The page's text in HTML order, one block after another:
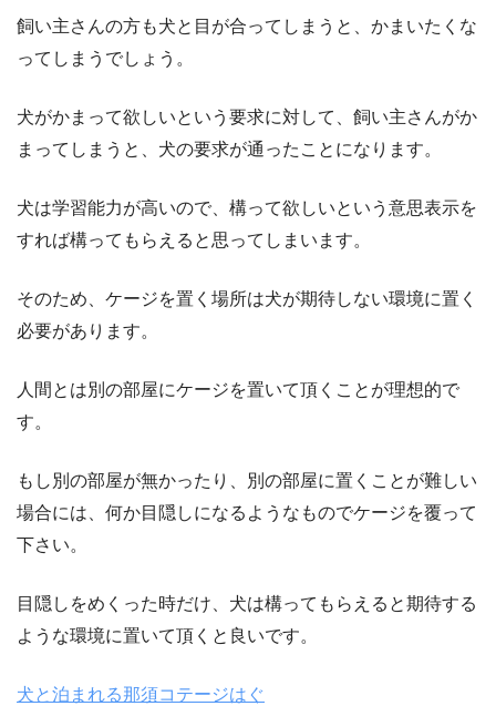
飼い主さんの方も犬と目が合ってしまうと、かまいたくな
ってしまうでしょう。
犬がかまって欲しいという要求に対して、飼い主さんがか
まってしまうと、犬の要求が通ったことになります。
犬は学習能力が高いので、構って欲しいという意思表示を
すれば構ってもらえると思ってしまいます。
そのため、ケージを置く場所は犬が期待しない環境に置く
必要があります。
人間とは別の部屋にケージを置いて頂くことが理想的で
す。
もし別の部屋が無かったり、別の部屋に置くことが難しい
場合には、何か目隠しになるようなものでケージを覆って
下さい。
目隠しをめくった時だけ、犬は構ってもらえると期待する
ような環境に置いて頂くと良いです。
犬と泊まれる那須コテージはぐ